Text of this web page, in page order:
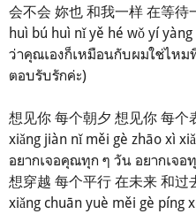
会不会 妳也 和我一样 在等待
huì bú huì nǐ yě hé wǒ yí
ว่าคุณเองก็เหมือนกับผมใช่ไหม
ตอบรับรักค่ะ)
想见你 每个朝夕 想见你 每个
xiǎng jiàn nǐ měi gè zhāo xì
อยากเจอคุณทุก ๆ วัน อยากเจ
想穿越 每个平行 在未来 和过
xiǎng chuān yuè měi gè píng